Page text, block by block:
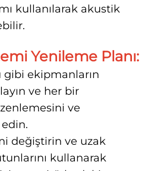
kullanılarak akustik
Yenileme Planı:
gibi ekipmanların
ve her bir
ve
değiştirin ve uzak
kullanarak